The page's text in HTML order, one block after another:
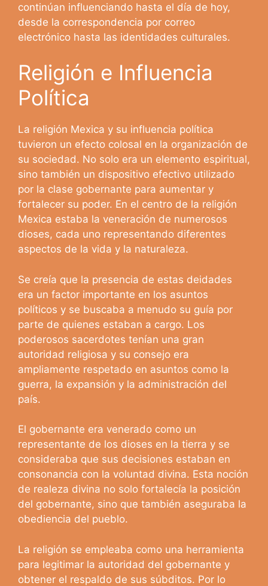
continúan influenciando hasta el día de hoy,
desde la correspondencia por correo
electrónico hasta las identidades culturales.
Religión e Influencia
Política
La religión Mexica y su influencia política
tuvieron un efecto colosal en la organización de
su sociedad. No solo era un elemento espiritual,
sino también un dispositivo efectivo utilizado
por la clase gobernante para aumentar y
fortalecer su poder. En el centro de la religión
Mexica estaba la veneración de numerosos
dioses, cada uno representando diferentes
aspectos de la vida y la naturaleza.
Se creía que la presencia de estas deidades
era un factor importante en los asuntos
políticos y se buscaba a menudo su guía por
parte de quienes estaban a cargo. Los
poderosos sacerdotes tenían una gran
autoridad religiosa y su consejo era
ampliamente respetado en asuntos como la
guerra, la expansión y la administración del
país.
El gobernante era venerado como un
representante de los dioses en la tierra y se
consideraba que sus decisiones estaban en
consonancia con la voluntad divina. Esta noción
de realeza divina no solo fortalecía la posición
del gobernante, sino que también aseguraba la
obediencia del pueblo.
La religión se empleaba como una herramienta
para legitimar la autoridad del gobernante y
obtener el respaldo de sus súbditos. Por lo